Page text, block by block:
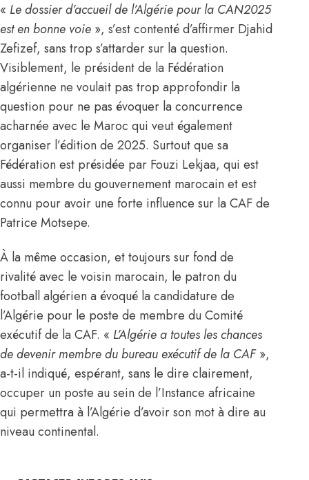
« Le dossier d’accueil de l’Algérie pour la CAN2025
est en bonne voie », s’est contenté d’affirmer Djahid
Zefizef, sans trop s’attarder sur la question.
Visiblement, le président de la Fédération
algérienne ne voulait pas trop approfondir la
question pour ne pas évoquer la concurrence
acharnée avec le Maroc qui veut également
organiser l’édition de 2025. Surtout que sa
Fédération est présidée par Fouzi Lekjaa, qui est
aussi membre du gouvernement marocain et est
connu pour avoir une forte influence sur la CAF de
Patrice Motsepe.
À la même occasion, et toujours sur fond de
rivalité avec le voisin marocain, le patron du
football algérien a évoqué la candidature de
l’Algérie pour le poste de membre du Comité
exécutif de la CAF. « L’Algérie a toutes les chances
de devenir membre du bureau exécutif de la CAF»,
a-t-il indiqué, espérant, sans le dire clairement,
occuper un poste au sein de l’Instance africaine
qui permettra à l’Algérie d’avoir son mot à dire au
niveau continental.